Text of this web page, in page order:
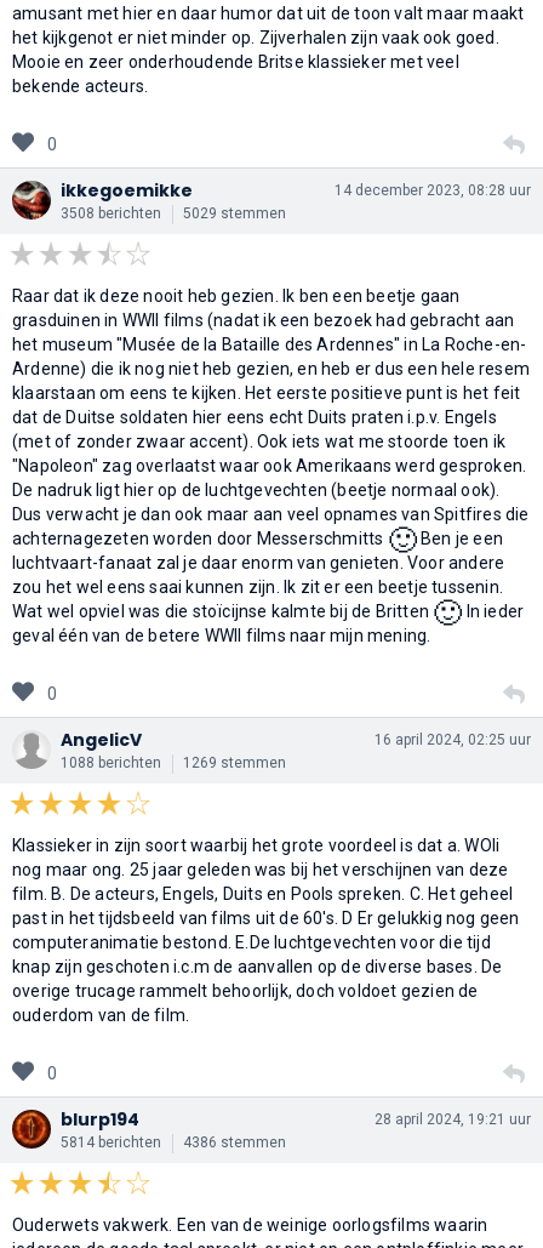
amusant met hier en daar humor dat uit de toon valt maar maakt
het kijkgenot er niet minder op. Zijverhalen zijn vaak ook goed.
Mooie en zeer onderhoudende Britse klassieker met veel
bekende acteurs.
0
ikkegoemikke
3508 berichten 5029 stemmen
14 december 2023, 08:28 uur
Raar dat ik deze nooit heb gezien. Ik ben een beetje gaan
grasduinen in WWII films (nadat ik een bezoek had gebracht aan
het museum "Musée de la Bataille des Ardennes" in La Roche-en-
Ardenne) die ik nog niet heb gezien, en heb er dus een hele resem
klaarstaan om eens te kijken. Het eerste positieve punt is het feit
dat de Duitse soldaten hier eens echt Duits praten i.p.v. Engels
(met of zonder zwaar accent). Ook iets wat me stoorde toen ik
"Napoleon" zag overlaatst waar ook Amerikaans werd gesproken.
De nadruk ligt hier op de luchtgevechten (beetje normaal ook).
Dus verwacht je dan ook maar aan veel opnames van Spitfires die
achternagezeten worden door Messerschmitts 🙂Ben je een
luchtvaart-fanaat zal je daar enorm van genieten. Voor andere
zou het wel eens saai kunnen zijn. Ik zit er een beetje tussenin.
Wat wel opviel was die stoïcijnse kalmte bij de Britten 🙂 In ieder
geval één van de betere WWII films naar mijn mening.
0
AngelicV
1088 berichten 1269 stemmen
16 april 2024, 02:25 uur
Klassieker in zijn soort waarbij het grote voordeel is dat a. WOIi
nog maar ong. 25 jaar geleden was bij het verschijnen van deze
film. B. De acteurs, Engels, Duits en Pools spreken. C. Het geheel
past in het tijdsbeeld van films uit de 60's. D Er gelukkig nog geen
computeranimatie bestond. E.De luchtgevechten voor die tijd
knap zijn geschoten i.c.m de aanvallen op de diverse bases. De
overige trucage rammelt behoorlijk, doch voldoet gezien de
ouderdom van de film.
0
blurp194
5814 berichten 4386 stemmen
28 april 2024, 19:21 uur
Ouderwets vakwerk. Een van de weinige oorlogsfilms waarin